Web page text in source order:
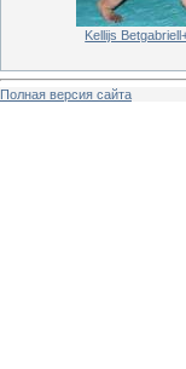
Kellijs
Полная версия сайта